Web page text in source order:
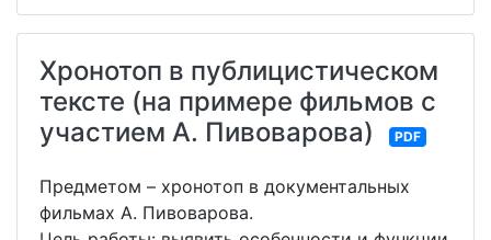
Хронотоп в публицистическом
тексте (на примере фильмов с
участием А. Пивоварова)
PDF
Предметом – хронотоп в документальных
фильмах А. Пивоварова.